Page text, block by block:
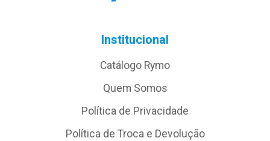
Institucional
Catálogo Rymo
Quem Somos
Política de Privacidade
Política de Troca e Devolução